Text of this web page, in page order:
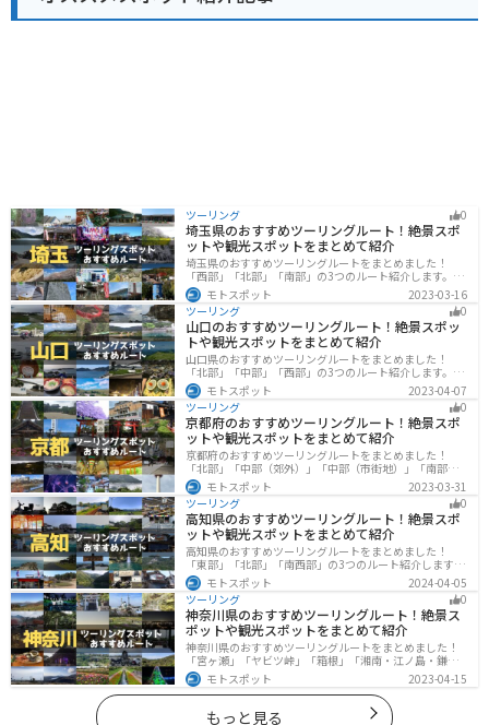
むことができます。 また、能勢温泉などの温泉施設も充
実しており、ツーリングの疲れを癒すのにも最適です。
ツーリング 0
埼玉県のおすすめツーリングルート！絶景スポ
ットや観光スポットをまとめて紹介
埼玉県のおすすめツーリングルートをまとめました！
「西部」「北部」「南部」の3つのルート紹介します。自
然豊かな西側と街中の東側で違った楽しみ方ができま
す。バイクで埼玉県にツーリングに行く際は参考にして
ください。
モトスポット
2023-03-16
ツーリング
0
山口のおすすめツーリングルート！絶景スポッ
トや観光スポットをまとめて紹介
山口県のおすすめツーリングルートをまとめました！
「北部」「中部」「西部」の3つのルート紹介します。美
しい海岸線や山々を楽しむことができます。バイクで山
口県にツーリングに行く際は参考にしてください。
モトスポット
2023-04-07
ツーリング
0
京都府のおすすめツーリングルート！絶景スポ
ットや観光スポットをまとめて紹介
京都府のおすすめツーリングルートをまとめました！
「北部」「中部（郊外）」「中部（市街地）」「南部」
の4つのルート紹介します。古い町並みや神社仏閣、自然
に囲まれた風光明媚なスポットが数多く存在し、様々な
楽しみ方ができます。バイクで京都府にツーリングに行
く際は参考にしてください。
モトスポット
2023-03-31
ツーリング
0
高知県のおすすめツーリングルート！絶景スポ
ットや観光スポットをまとめて紹介
高知県のおすすめツーリングルートをまとめました！
「東部」「北部」「南西部」の3つのルート紹介します。
山と海どちらも楽しめるスポットが多数あり、様々な楽
しみ方ができます。バイクで高知県にツーリングに行く
際は参考にしてください。
モトスポット
2024-04-05
ツーリング
0
神奈川県のおすすめツーリングルート！絶景ス
ポットや観光スポットをまとめて紹介
神奈川県のおすすめツーリングルートをまとめました！
「宮ヶ瀬」「ヤビツ峠」「箱根」「湘南・江ノ島・鎌
倉」「三浦」「みなとみらい」の6つのルート紹介しま
す。自然豊かなスポット、歴史ある観光名所、都市部で
楽しめるツーリングスポットまで多数あります。バイク
で神奈川県にツーリングに行く際は参考にしてくださ
モトスポット 2023-04-15
もっと見る